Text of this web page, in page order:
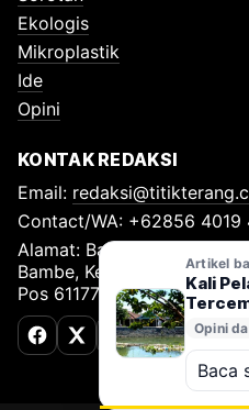
Ekologis
Mikroplastik
Ide
Opini
KONTAK REDAKSI
Email:
Contact/WA: +62856 4019
Alamat: Bambe Nomor
Bambe, Kecamatan
Pos 61177
FacebookX (Twitter)
TikTok
Artikel
Kali
Opini
Baca